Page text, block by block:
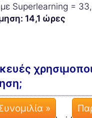
με Superlearning =
14,1 ώρες
»